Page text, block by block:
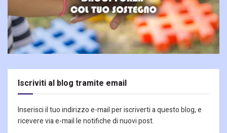
Iscriviti al blog tramite email
Inserisci il tuo indirizzo e-mail per iscriverti a questo blog, e
ricevere via e-mail le notifiche di nuovi post.